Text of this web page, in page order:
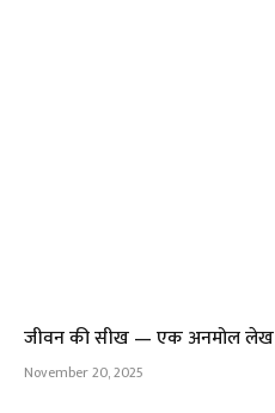
जीवन की सीख — एक अनमोल लेख
November 20, 2025